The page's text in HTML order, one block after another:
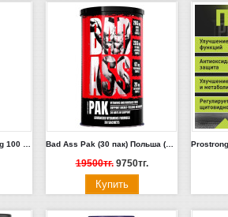
19500тг. 9750тг.